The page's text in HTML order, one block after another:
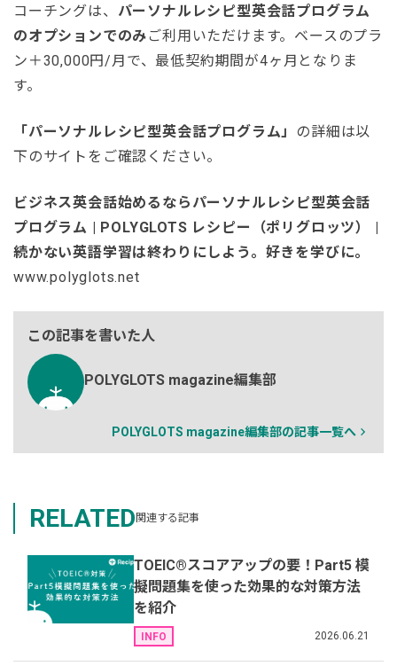
コーチングは、 パーソナルレシピ型英会話プログラム
のオプションでのみ ご利用いただけます。ベースのプラ
ン＋30,000円/月で、最低契約期間が4ヶ月となりま
す。
「パーソナルレシピ型英会話プログラム」 の詳細は以
下のサイトをご確認ください。
ビジネス英会話始めるならパーソナルレシピ型英会話
プログラム | POLYGLOTS レシピー（ポリグロッツ） |
続かない英語学習は終わりにしよう。好きを学びに。
www.polyglots.net
この記事を書いた人
POLYGLOTS magazine編集部
POLYGLOTS magazine編集部の記事一覧へ
RELATED 関連する記事
TOEIC®️スコアアップの要！Part5 模
擬問題集を使った効果的な対策方法
を紹介
INFO 2026.06.21